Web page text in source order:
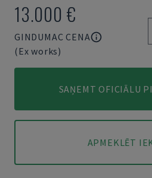
13.000 €
GINDUMAC CENA
(Ex works)
SAŅEMT OFICIĀLU
APMEKLĒT